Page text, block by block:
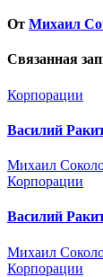
От Михаил
Связанная
Корпорации
Василий
Михаил
Корпорации
Василий
Михаил
Корпорации